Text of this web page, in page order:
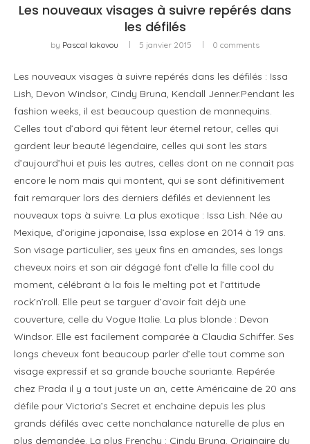
Les nouveaux visages à suivre repérés dans
les défilés
by Pascal Iakovou 5 janvier 2015 0 comments
Les nouveaux visages à suivre repérés dans les défilés : Issa
Lish, Devon Windsor, Cindy Bruna, Kendall Jenner.Pendant les
fashion weeks, il est beaucoup question de mannequins.
Celles tout d’abord qui fêtent leur éternel retour, celles qui
gardent leur beauté légendaire, celles qui sont les stars
d’aujourd’hui et puis les autres, celles dont on ne connait pas
encore le nom mais qui montent, qui se sont définitivement
fait remarquer lors des derniers défilés et deviennent les
nouveaux tops à suivre. La plus exotique : Issa Lish. Née au
Mexique, d’origine japonaise, Issa explose en 2014 à 19 ans.
Son visage particulier, ses yeux fins en amandes, ses longs
cheveux noirs et son air dégagé font d’elle la fille cool du
moment, célébrant à la fois le melting pot et l’attitude
rock’n’roll. Elle peut se targuer d’avoir fait déjà une
couverture, celle du Vogue Italie. La plus blonde : Devon
Windsor. Elle est facilement comparée à Claudia Schiffer. Ses
longs cheveux font beaucoup parler d’elle tout comme son
visage expressif et sa grande bouche souriante. Repérée
chez Prada il y a tout juste un an, cette Américaine de 20 ans
défile pour Victoria’s Secret et enchaine depuis les plus
grands défilés avec cette nonchalance naturelle de plus en
plus demandée. La plus Frenchy : Cindy Bruna. Originaire du